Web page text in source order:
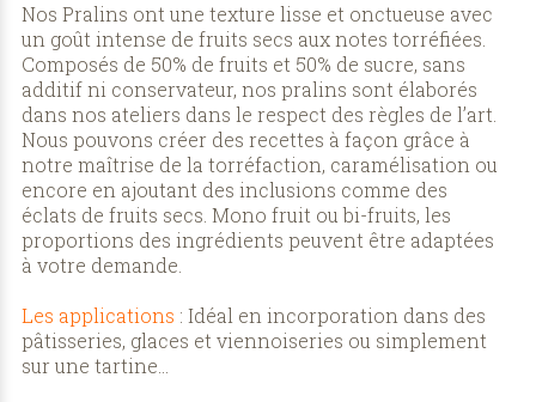
Nos Pralins ont une texture lisse et onctueuse avec
un goût intense de fruits secs aux notes torréfiées.
Composés de 50% de fruits et 50% de sucre, sans
additif ni conservateur, nos pralins sont élaborés
dans nos ateliers dans le respect des règles de l’art.
Nous pouvons créer des recettes à façon grâce à
notre maîtrise de la torréfaction, caramélisation ou
encore en ajoutant des inclusions comme des
éclats de fruits secs. Mono fruit ou bi-fruits, les
proportions des ingrédients peuvent être adaptées
à votre demande.
Les applications : Idéal en incorporation dans des
pâtisseries, glaces et viennoiseries ou simplement
sur une tartine…